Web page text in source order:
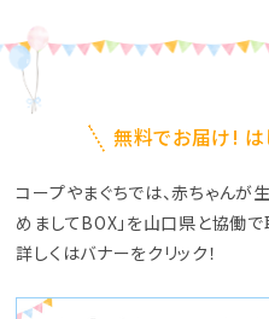
無料でお届け! は
コープやまぐちでは、赤ちゃんが
めましてBOX」を山口県と協働で
詳しくはバナーをクリック！